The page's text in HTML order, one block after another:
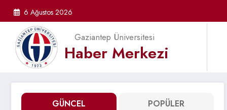
6 Ağustos 2026
Gaziantep Üniversitesi
Haber Merkezi
GÜNCEL POPÜLER